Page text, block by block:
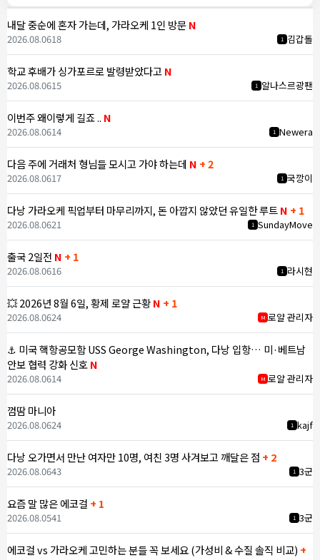
내달 중순에 혼자 가는데, 가라오케 1인 방문N
1 김갑돌
2026.08.0618
학교 후배가 싱가포르로 발령받았다고N
1 알나스르광팬
2026.08.0615
이번주 왜이렇게 길죠 .. N
1 Newera
2026.08.0614
다음 주에 거래처 형님들 모시고 가야 하는데 N + 2
1 국깡이
2026.08.0617
다낭 가라오케 픽업부터 마무리까지, 돈 아깝지 않았던 유일한 루트N + 1
1 SundayMove
2026.08.0621
출국 2일전 N + 1
1 라시현
2026.08.0616
💥 2026년 8월 6일, 황제 로얄 근황N + 1
M 로얄 관리자
2026.08.0624
⚓ 미국 핵항공모함 USS George Washington, 다낭 입항… 미·베트남
안보 협력 강화 신호N
M 로얄 관리자
2026.08.0614
껌땀 마니아
1 kajf
2026.08.0624
다낭 오가면서 만난 여자만 10명, 여친 3명 사겨보고 깨달은 점 + 2
1 3군
2026.08.0643
요즘 말 많은 에코걸 + 1
1 3군
2026.08.0541
에코걸 vs 가라오케 고민하는 분들 꼭 보세요 (가성비 & 수질 솔직 비교) +